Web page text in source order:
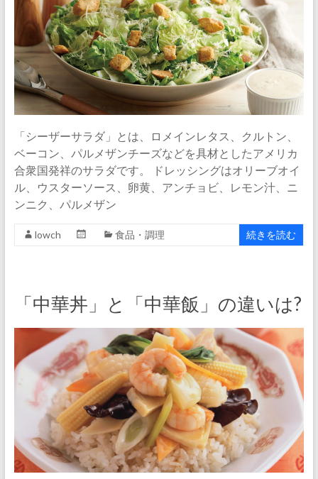
「シーザーサラダ」とは、ロメインレタス、クルトン、
ベーコン、パルメザンチーズなどを具材としたアメリカ
合衆国発祥のサラダです。 ドレッシングはオリーブオイ
ル、ウスターソース、卵黄、アンチョビ、レモン汁、ニ
ンニク、パルメザン
lowch 食品・調理 続きを読む
「中華丼」と「中華飯」の違いは?